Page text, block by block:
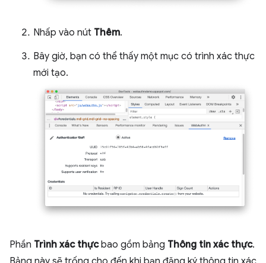
Nhấp vào nút Thêm.
Bây giờ, bạn có thể thấy một mục có trình xác thực
mới tạo.
Phần Trình xác thựcbao gồm bảng Thông tin xác thực.